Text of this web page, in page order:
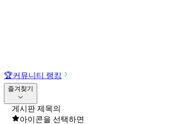
🏆커뮤니티 랭킹
즐겨찾기
게시판 제목의
아이콘을 선택하면